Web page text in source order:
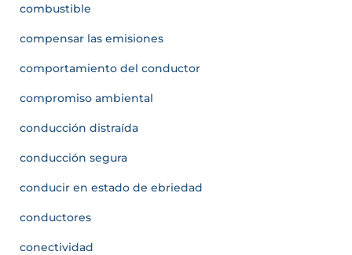
combustible
compensar las emisiones
comportamiento del conductor
compromiso ambiental
conducción distraída
conducción segura
conducir en estado de ebriedad
conductores
conectividad